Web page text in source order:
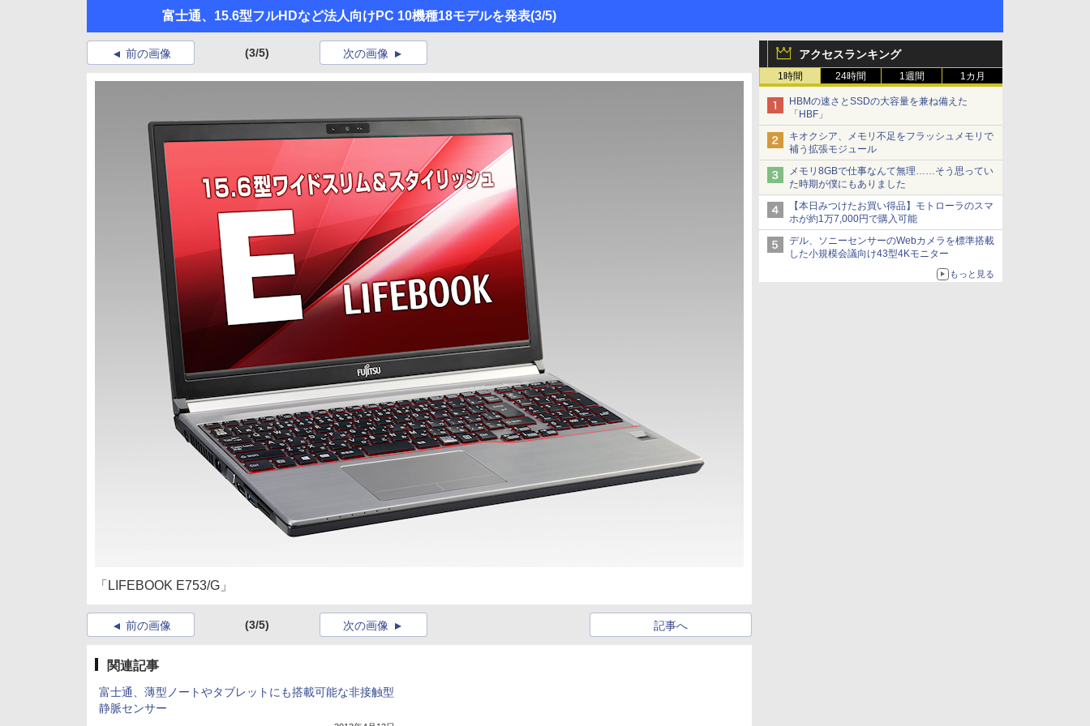
富士通、15.6型フルHDなど法人向けPC 10機種18モデルを発表(3/5)
アクセスランキング
1時間 24時間 1週間 1カ月
HBMの速さとSSDの大容量を兼ね備えた
「HBF」
キオクシア、メモリ不足をフラッシュメモリで
補う拡張モジュール
メモリ8GBで仕事なんて無理……そう思ってい
た時期が僕にもありました
【本日みつけたお買い得品】モトローラのスマ
ホが約1万7,000円で購入可能
デル、ソニーセンサーのWebカメラを標準搭載
した小規模会議向け43型4Kモニター
もっと見る
前の画像 (3/5) 次の画像
「LIFEBOOK E753/G」
前の画像 (3/5) 記事へ
次の画像
関連記事
富士通、薄型ノートやタブレットにも搭載可能な非接触型
静脈センサー